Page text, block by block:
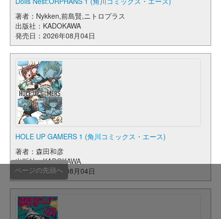
著者：Nykken,前島賢,ニトロプラス
出版社：KADOKAWA
発売日：2026年08月04日
HOLE UP GAMERS 1 (角川コミックス・エース)
著者：森田和彦
出版社：KADOKAWA
発売日：2026年08月04日
ページの先頭へ